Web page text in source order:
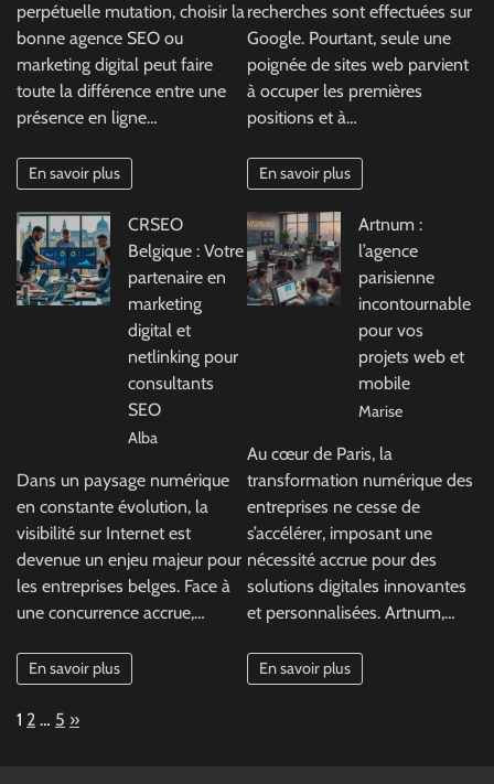
perpétuelle mutation, choisir la
bonne agence SEO ou
marketing digital peut faire
toute la différence entre une
présence en ligne…
En savoir plus
recherches sont effectuées sur
Google. Pourtant, seule une
poignée de sites web parvient
à occuper les premières
positions et à…
En savoir plus
CRSEO
Belgique : Votre
partenaire en
marketing
digital et
netlinking pour
consultants
SEO
Alba
Dans un paysage numérique
en constante évolution, la
visibilité sur Internet est
devenue un enjeu majeur pour
les entreprises belges. Face à
une concurrence accrue,…
En savoir plus
Artnum :
l’agence
parisienne
incontournable
pour vos
projets web et
mobile
Marise
Au cœur de Paris, la
transformation numérique des
entreprises ne cesse de
s’accélérer, imposant une
nécessité accrue pour des
solutions digitales innovantes
et personnalisées. Artnum,…
En savoir plus
Page:
1 2 … 5 Next
»